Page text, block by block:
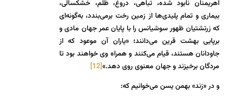
اهریمنان نابود شده، تباهی، دروغ، ظلم، خشکسالی،
بیماری و تمام پلیدی‌ها از زمین رخت برمی‌بندد، به‌گونه‌ای
که زرتشتیان ظهور سوشیانس را با پایان عمر جهان مادی و
برپایی بهشت قرین می‌دانند؛ «یاران آن موعود که از
جاودانان هستند، قیام می‌کنند و همراه وی خواهند بود تا
مردگان برخیزند و جهان معنوی روی دهد.»[12]
و در «زند» بهمن یسن می‌خوانیم که: